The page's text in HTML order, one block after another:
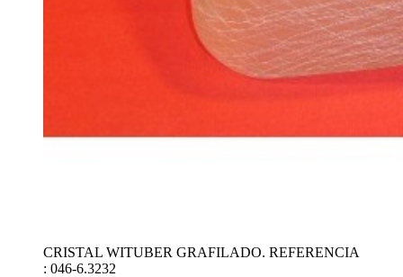
CRISTAL WITUBER GRAFILADO. REFERENCIA
: 046-6.3232